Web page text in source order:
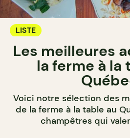
LISTE
Les meilleures
la ferme à la
Voici notre sélection des
de la ferme à la table au
champêtres qui